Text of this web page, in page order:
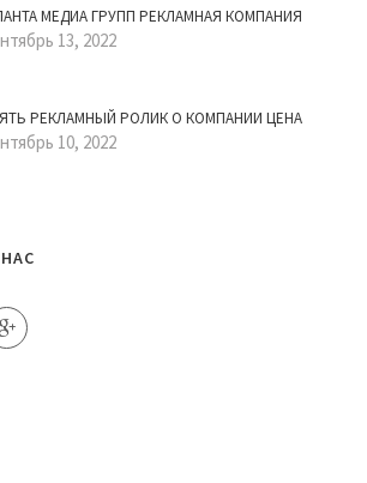
МЕДИА ГРУПП РЕКЛАМНАЯ КОМПАНИЯ
13, 2022
РЕКЛАМНЫЙ РОЛИК О КОМПАНИИ ЦЕНА
10, 2022